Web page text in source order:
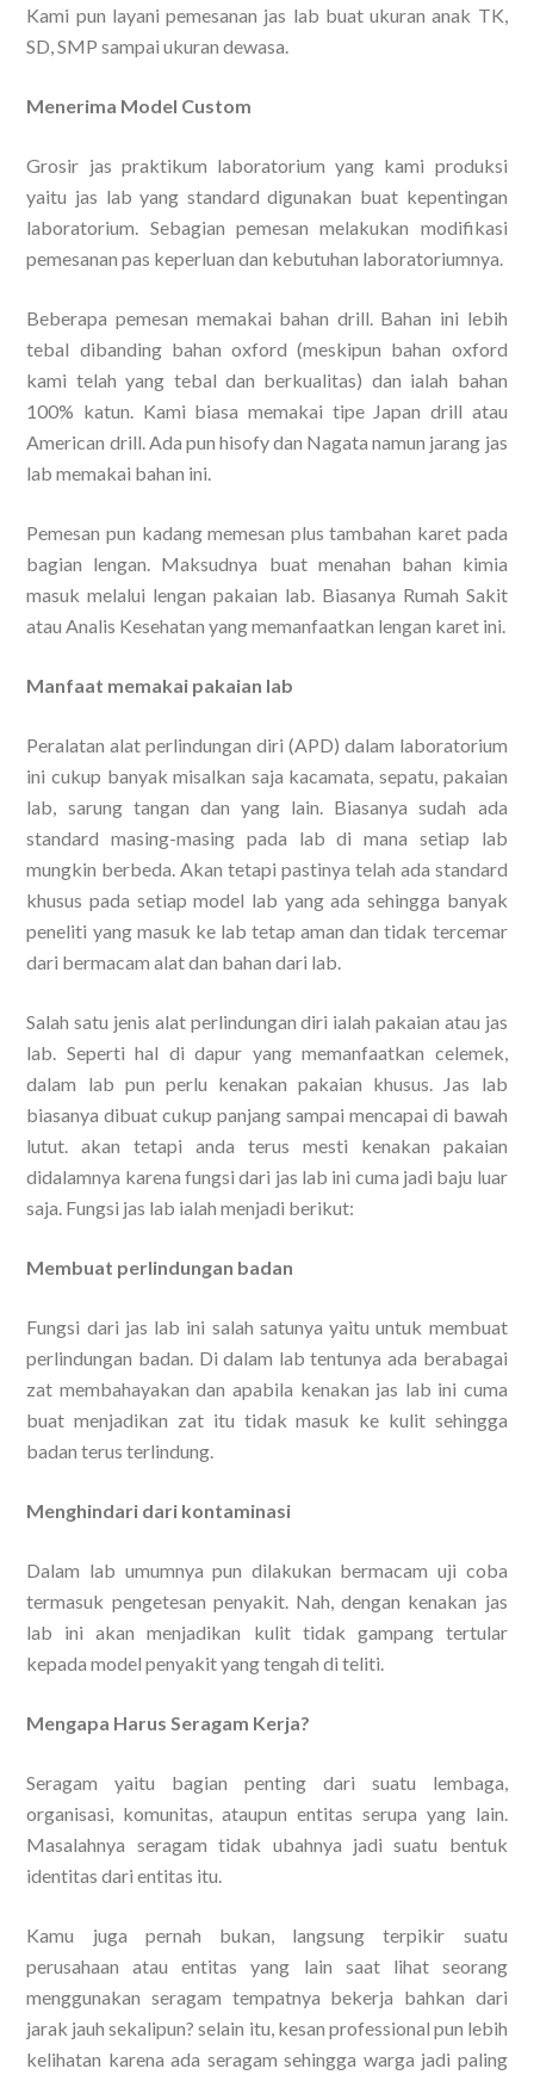
Kami pun layani pemesanan jas lab buat ukuran anak TK,
SD, SMP sampai ukuran dewasa.
Menerima Model Custom
Grosir jas praktikum laboratorium yang kami produksi
yaitu jas lab yang standard digunakan buat kepentingan
laboratorium. Sebagian pemesan melakukan modifikasi
pemesanan pas keperluan dan kebutuhan laboratoriumnya.
Beberapa pemesan memakai bahan drill. Bahan ini lebih
tebal dibanding bahan oxford (meskipun bahan oxford
kami telah yang tebal dan berkualitas) dan ialah bahan
100% katun. Kami biasa memakai tipe Japan drill atau
American drill. Ada pun hisofy dan Nagata namun jarang jas
lab memakai bahan ini.
Pemesan pun kadang memesan plus tambahan karet pada
bagian lengan. Maksudnya buat menahan bahan kimia
masuk melalui lengan pakaian lab. Biasanya Rumah Sakit
atau Analis Kesehatan yang memanfaatkan lengan karet ini.
Manfaat memakai pakaian lab
Peralatan alat perlindungan diri (APD) dalam laboratorium
ini cukup banyak misalkan saja kacamata, sepatu, pakaian
lab, sarung tangan dan yang lain. Biasanya sudah ada
standard masing-masing pada lab di mana setiap lab
mungkin berbeda. Akan tetapi pastinya telah ada standard
khusus pada setiap model lab yang ada sehingga banyak
peneliti yang masuk ke lab tetap aman dan tidak tercemar
dari bermacam alat dan bahan dari lab.
Salah satu jenis alat perlindungan diri ialah pakaian atau jas
lab. Seperti hal di dapur yang memanfaatkan celemek,
dalam lab pun perlu kenakan pakaian khusus. Jas lab
biasanya dibuat cukup panjang sampai mencapai di bawah
lutut. akan tetapi anda terus mesti kenakan pakaian
didalamnya karena fungsi dari jas lab ini cuma jadi baju luar
saja. Fungsi jas lab ialah menjadi berikut:
Membuat perlindungan badan
Fungsi dari jas lab ini salah satunya yaitu untuk membuat
perlindungan badan. Di dalam lab tentunya ada berabagai
zat membahayakan dan apabila kenakan jas lab ini cuma
buat menjadikan zat itu tidak masuk ke kulit sehingga
badan terus terlindung.
Menghindari dari kontaminasi
Dalam lab umumnya pun dilakukan bermacam uji coba
termasuk pengetesan penyakit. Nah, dengan kenakan jas
lab ini akan menjadikan kulit tidak gampang tertular
kepada model penyakit yang tengah di teliti.
Mengapa Harus Seragam Kerja?
Seragam yaitu bagian penting dari suatu lembaga,
organisasi, komunitas, ataupun entitas serupa yang lain.
Masalahnya seragam tidak ubahnya jadi suatu bentuk
identitas dari entitas itu.
Kamu juga pernah bukan, langsung terpikir suatu
perusahaan atau entitas yang lain saat lihat seorang
menggunakan seragam tempatnya bekerja bahkan dari
jarak jauh sekalipun? selain itu, kesan professional pun lebih
kelihatan karena ada seragam sehingga warga jadi paling